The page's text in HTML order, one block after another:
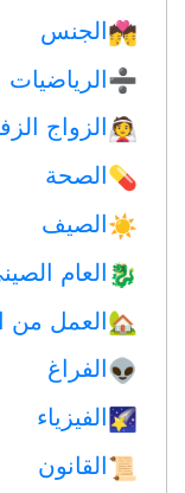
💏الجنس
➗الرياضيات
👰الزواج
💊الصحة
☀️الصيف
🐉 العام
🏡العمل من
👽الفراغ
🌠الفيزياء
📜القانون